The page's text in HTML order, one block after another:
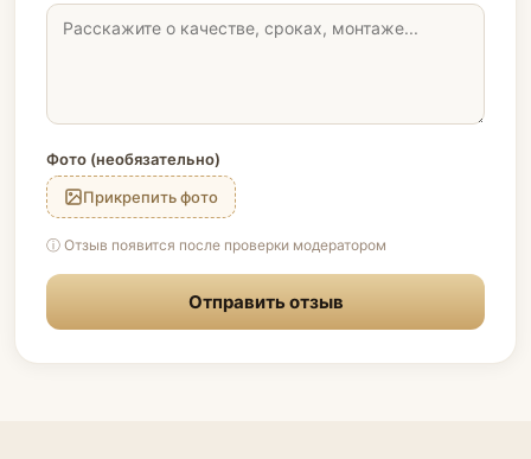
Фото (необязательно)
Прикрепить фото
ⓘ Отзыв появится после проверки модератором
Отправить отзыв